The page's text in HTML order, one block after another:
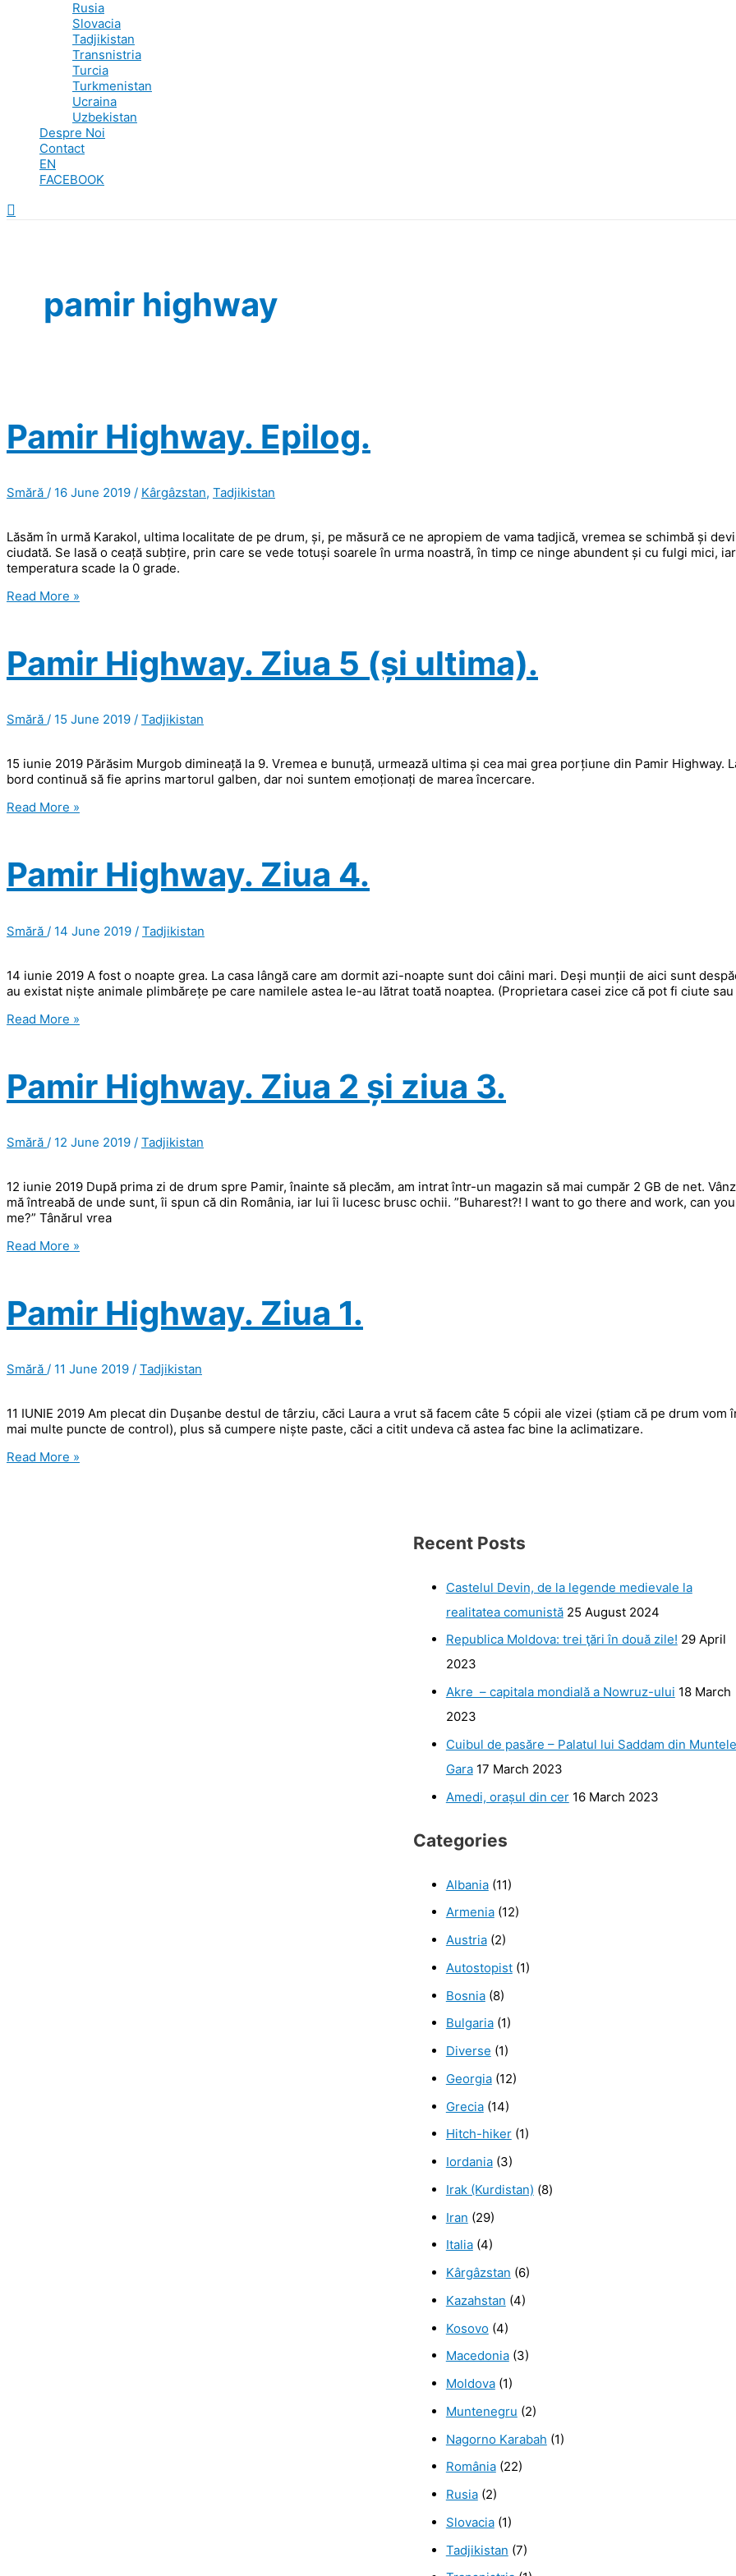
Rusia
Slovacia
Tadjikistan
Transnistria
Turcia
Turkmenistan
Ucraina
Uzbekistan
Despre Noi
Contact
EN
FACEBOOK
Search
pamir highway
Pamir Highway. Epilog.
Smără / 16 June 2019 / Kârgâzstan, Tadjikistan
Lăsăm în urmă Karakol, ultima localitate de pe drum, și, pe măsură ce ne apropiem de vama tadjică, vremea se schimbă și
ciudată. Se lasă o ceață subțire, prin care se vede totuși soarele în urma noastră, în timp ce ninge abundent și cu fulgi mici, iar
temperatura scade la 0 grade.
Pamir
Read More »
Pamir Highway. Ziua 5 (și ultima).
Smără / 15 June 2019 / Tadjikistan
15 iunie 2019 Părăsim Murgob dimineață la 9. Vremea e bunuță, urmează ultima și cea mai grea porțiune din Pamir Highway.
bord continuă să fie aprins martorul galben, dar noi suntem emoționați de marea încercare.
Pamir
(și
ultima).
Read More »
Pamir Highway. Ziua 4.
Smără / 14 June 2019 / Tadjikistan
14 iunie 2019 A fost o noapte grea. La casa lângă care am dormit azi-noapte sunt doi câini mari. Deși munții de aici sunt
au existat niște animale plimbărețe pe care namilele astea le-au lătrat toată noaptea. (Proprietara casei zice că pot fi ciute
Pamir
Read More »
Pamir Highway. Ziua 2 și ziua 3.
Smără / 12 June 2019 / Tadjikistan
12 iunie 2019 După prima zi de drum spre Pamir, înainte să plecăm, am intrat într-un magazin să mai cumpăr 2 GB de net.
mă întreabă de unde sunt, îi spun că din România, iar lui îi lucesc brusc ochii. ”Buharest?! I want to go there and work, can
me?” Tânărul vrea
Pamir
și
ziua
Read More »
Pamir Highway. Ziua 1.
Smără / 11 June 2019 / Tadjikistan
11 IUNIE 2019 Am plecat din Dușanbe destul de târziu, căci Laura a vrut să facem câte 5 cópii ale vizei (știam că pe drum vom
mai multe puncte de control), plus să cumpere niște paste, căci a citit undeva că astea fac bine la aclimatizare.
Pamir
Read More »
Recent Posts
Castelul Devin, de la legende medievale la
realitatea comunistă 25 August 2024
Republica Moldova: trei ţări în două zile! 29 April
2023
Akre – capitala mondială a Nowruz-ului 18 March
2023
Cuibul de pasăre – Palatul lui Saddam din Muntele
Gara 17 March 2023
Amedi, orașul din cer 16 March 2023
Categories
Albania(11)
Armenia(12)
Austria(2)
Autostopist(1)
Bosnia(8)
Bulgaria(1)
Diverse (1)
Georgia(12)
Grecia(14)
Hitch-hiker(1)
Iordania(3)
Irak (Kurdistan) (8)
Iran (29)
Italia(4)
Kârgâzstan (6)
Kazahstan (4)
Kosovo(4)
Macedonia(3)
Moldova(1)
Muntenegru (2)
Nagorno Karabah (1)
România(22)
Rusia(2)
Slovacia(1)
Tadjikistan (7)